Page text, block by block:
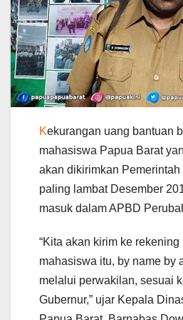
Kekurangan uang bantuan
mahasiswa Papua Barat
akan dikirimkan
paling lambat Desember
masuk dalam APBD
“Kita akan kirim ke
mahasiswa itu, by name by
melalui perwakilan, sesuai
Gubernur,” ujar Kepala